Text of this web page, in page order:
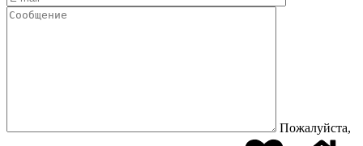
Пожалуйста,